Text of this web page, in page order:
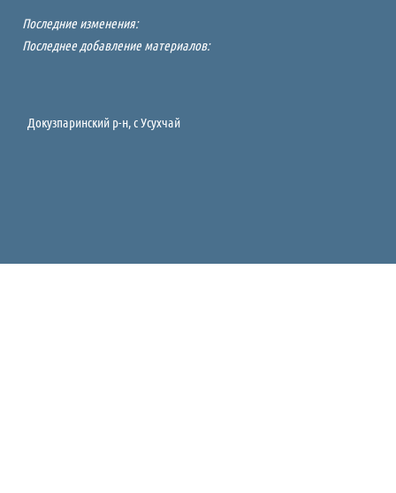
Последние изменения:
Последнее добавление материалов:
Докузпаринский р-н, c Усухчай